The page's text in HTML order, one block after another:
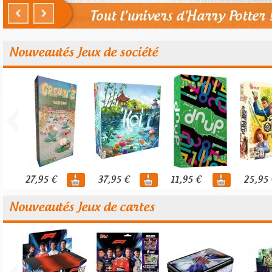
Nouveautés Jeux de société
27,95 € 37,95 € 11,95 € 25,95
Nouveautés Jeux de cartes